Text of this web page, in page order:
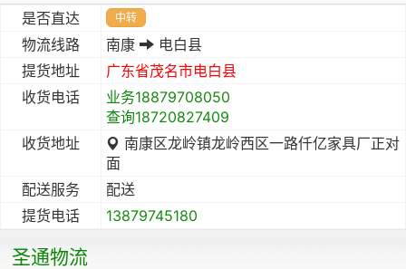
是否直达 中转
物流线路 南康
电白县
提货地址
广东省茂名市电白县
收货电话
业务18879708050
查询18720827409
收货地址
南康区龙岭镇龙岭西区一路仟亿家具厂正对
面
配送服务
配送
提货电话
13879745180
圣通物流